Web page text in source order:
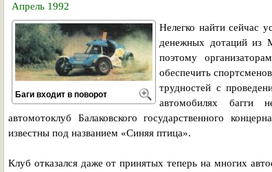
Апрель 1992
Баги входит в поворот
Нелегко найти сейчас
денежных дотаций из
поэтому
обеспечить
трудностей с
автомобилях багги
автомотоклуб Балаковского государственного
известны под названием «Синяя птица».
Клуб отказался даже от принятых теперь на многих